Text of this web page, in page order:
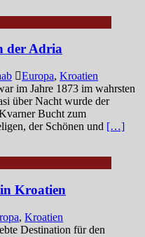
der Adria
Europa, Kroatien
im Jahre 1873 im wahrsten
über Nacht wurde der
Bucht zum
der Schönen und […]
Kroatien
, Kroatien
Destination für den